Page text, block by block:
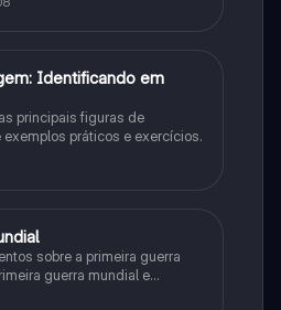
Identificando em
principais figuras de
práticos e exercícios.
sobre a primeira guerra
guerra mundial e
Guerra Mundial, fases da